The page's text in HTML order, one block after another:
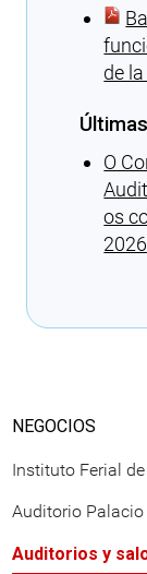
de
O
os
NEGOCIOS
Instituto Ferial de
Auditorio Palacio
Auditorios y